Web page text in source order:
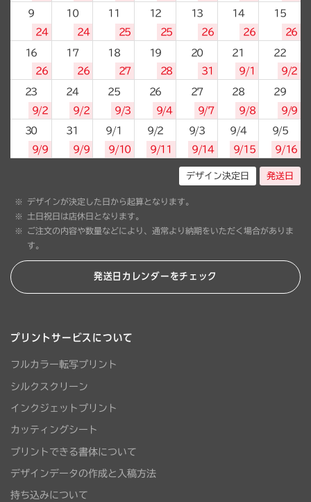
9
24
10
24
11
25
12
25
13
26
14
26
15
26
16
26
17
26
18
27
19
28
20
31
21
9/1
22
9/2
23
9/2
24
9/2
25
9/3
26
9/4
27
9/7
28
9/8
29
9/9
30
9/9
31
9/9
9/1
9/10
9/2
9/11
9/3
9/14
9/4
9/15
9/5
9/16
デザイン決定日 発送日
デザインが決定した日から起算となります。
土日祝日は店休日となります。
ご注文の内容や数量などにより、通常より納期をいただく場合がありま
す。
発送日カレンダーをチェック
プリントサービスについて
フルカラー転写プリント
シルクスクリーン
インクジェットプリント
カッティングシート
プリントできる書体について
デザインデータの作成と入稿方法
持ち込みについて